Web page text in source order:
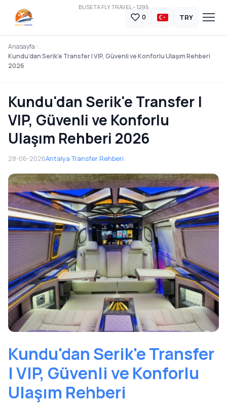
BUSETA FLY TRAVEL - 1295
0 TRY
Anasayfa
Kundu'dan Serik'e Transfer | VIP, Güvenli ve Konforlu Ulaşım Rehberi
2026
Kundu'dan Serik'e Transfer |
VIP, Güvenli ve Konforlu
Ulaşım Rehberi 2026
28-06-2026Antalya Transfer Rehberi
Kundu'dan Serik'e Transfer
| VIP, Güvenli ve Konforlu
Ulaşım Rehberi